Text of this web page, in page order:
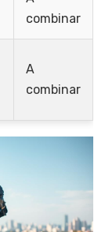
combinar
A
combinar